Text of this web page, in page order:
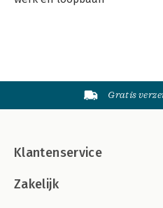
Gratis
Klantenservice
Zakelijk